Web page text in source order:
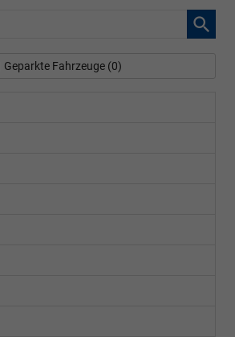
Geparkte Fahrzeuge (0)